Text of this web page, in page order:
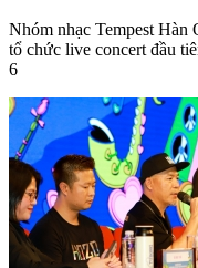
Nhóm nhạc Tempest Hàn
tổ chức live concert đầu
6